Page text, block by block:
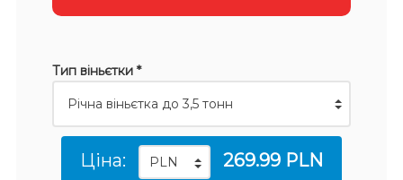
Тип віньєтки *
Ціна: 269.99 PLN